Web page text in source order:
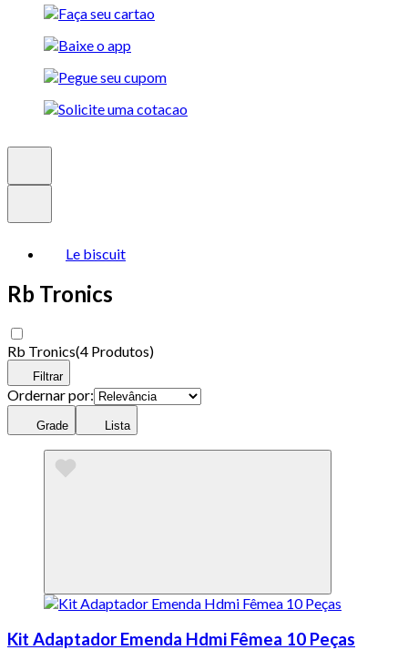
Le biscuit
Rb Tronics
Rb Tronics(4 Produtos)
Filtrar
Ordernar por:
Grade Lista
Kit Adaptador Emenda Hdmi Fêmea 10 Peças